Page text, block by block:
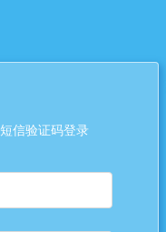
短信验证码登录